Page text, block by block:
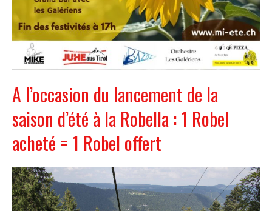
A l’occasion du lancement de la
saison d’été à la Robella : 1 Robel
acheté = 1 Robel offert